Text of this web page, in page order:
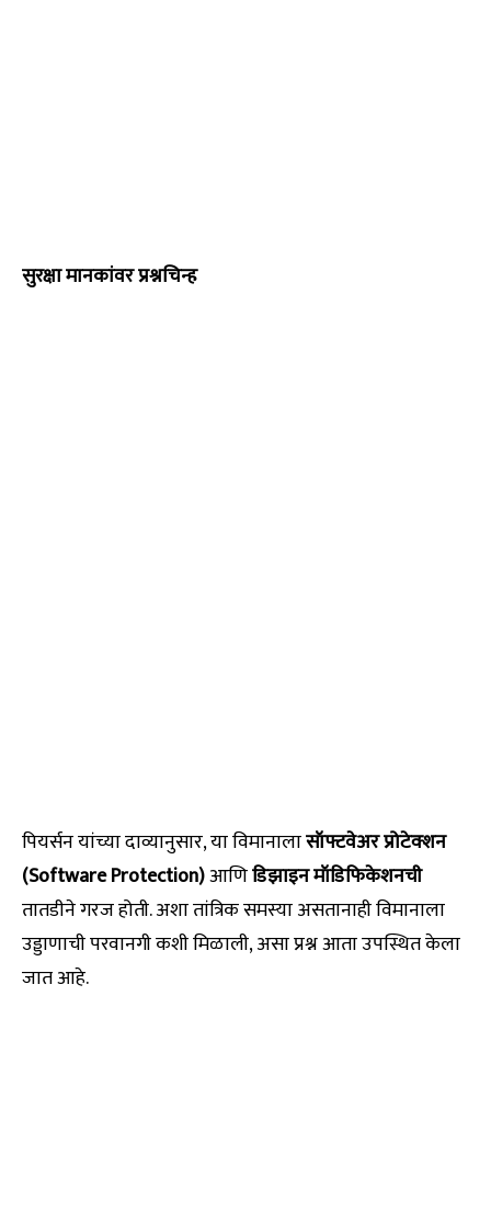
सुरक्षा मानकांवर प्रश्नचिन्ह
पियर्सन यांच्या दाव्यानुसार, या विमानालासॉफ्टवेअर प्रोटेक्शन
(Software Protection)आणिडिझाइन मॉडिफिकेशनची
तातडीने गरज होती. अशा तांत्रिक समस्या असतानाही विमानाला
उड्डाणाची परवानगी कशी मिळाली, असा प्रश्न आता उपस्थित केला
जात आहे.